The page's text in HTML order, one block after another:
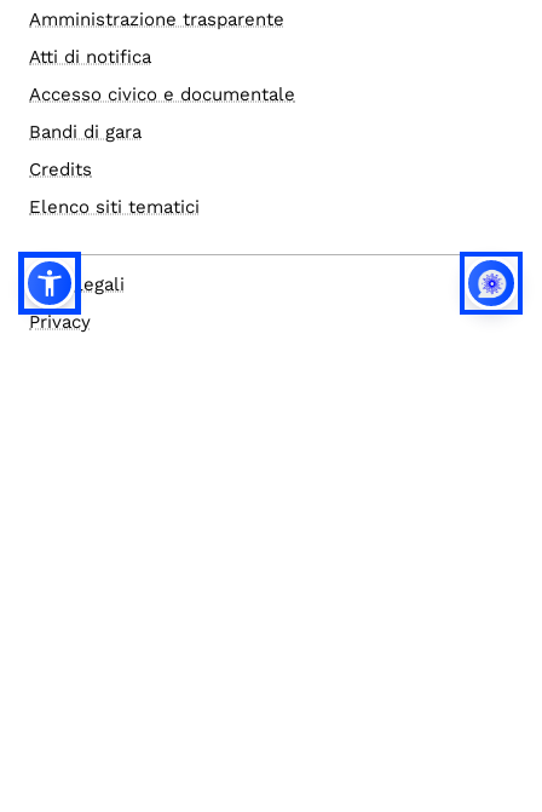
Amministrazione trasparente
Atti di notifica
Accesso civico e documentale
Bandi di gara
Credits
Elenco siti tematici
Note legali
Privacy